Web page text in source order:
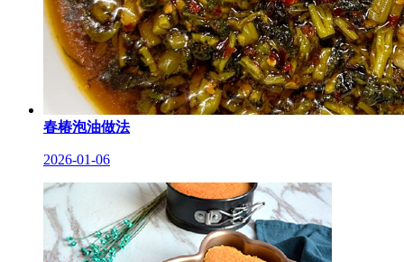
春椿泡油做法
2026-01-06